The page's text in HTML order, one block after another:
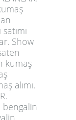
Show
kumaş
alımı.
bengalin